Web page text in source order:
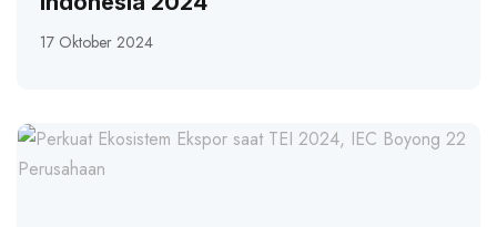
17 Oktober 2024